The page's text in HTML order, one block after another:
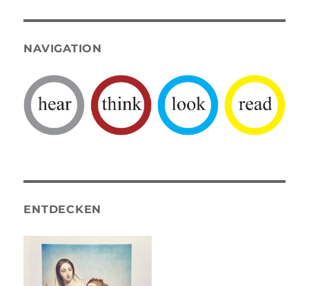
NAVIGATION
ENTDECKEN